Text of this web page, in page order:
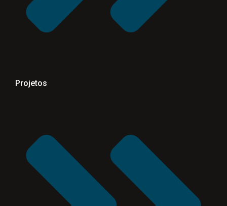
Projetos